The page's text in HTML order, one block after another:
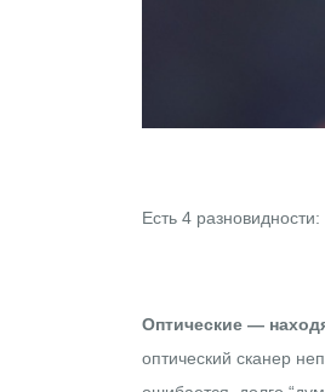
Есть 4 разновидности:
Оптические —
оптический сканер